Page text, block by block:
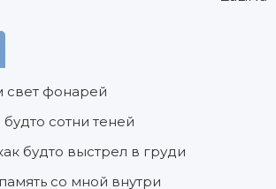
свет фонарей
сотни теней
будто выстрел в груди
со мной внутри